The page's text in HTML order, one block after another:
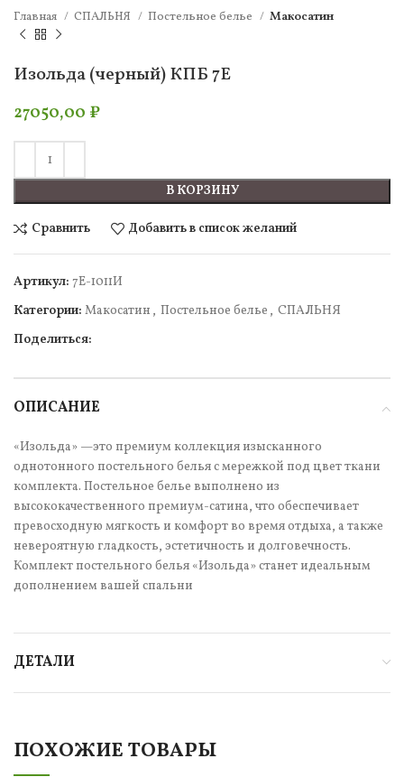
Главная СПАЛЬНЯ Постельное белье Макосатин
Изольда (черный) КПБ 7Е
27050,00 ₽
В КОРЗИНУ
Сравнить Добавить в список желаний
Артикул: 7Е-1011И
Категории: Макосатин , Постельное белье , СПАЛЬНЯ
Поделиться:
ОПИСАНИЕ
«Изольда» —это премиум коллекция изысканного
однотонного постельного белья с мережкой под цвет ткани
комплекта. Постельное белье выполнено из
высококачественного премиум-сатина, что обеспечивает
превосходную мягкость и комфорт во время отдыха, а также
невероятную гладкость, эстетичность и долговечность.
Комплект постельного белья «Изольда» станет идеальным
дополнением вашей спальни
ДЕТАЛИ
ПОХОЖИЕ ТОВАРЫ